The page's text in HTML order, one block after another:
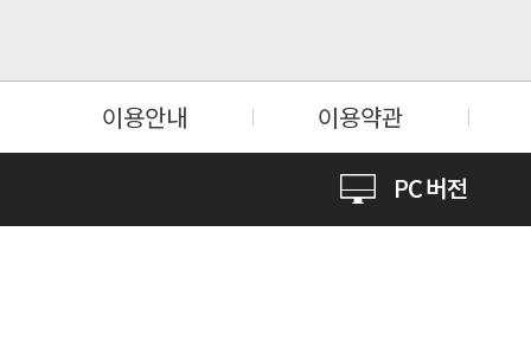
이용안내 이용약관